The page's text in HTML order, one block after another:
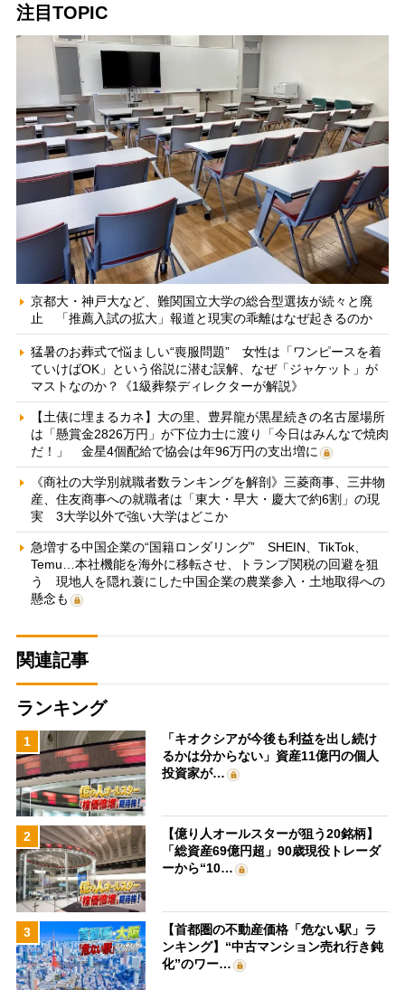
注目TOPIC
京都大・神戸大など、難関国立大学の総合型選抜が続々と廃
止 「推薦入試の拡大」報道と現実の乖離はなぜ起きるのか
猛暑のお葬式で悩ましい“喪服問題” 女性は「ワンピースを着
ていけばOK」という俗説に潜む誤解、なぜ「ジャケット」が
マストなのか？《1級葬祭ディレクターが解説》
【土俵に埋まるカネ】大の里、豊昇龍が黒星続きの名古屋場所
は「懸賞金2826万円」が下位力士に渡り「今日はみんなで焼肉
だ！」 金星4個配給で協会は年96万円の支出増に
《商社の大学別就職者数ランキングを解剖》三菱商事、三井物
産、住友商事への就職者は「東大・早大・慶大で約6割」の現
実 3大学以外で強い大学はどこか
急増する中国企業の“国籍ロンダリング” SHEIN、TikTok、
Temu…本社機能を海外に移転させ、トランプ関税の回避を狙
う 現地人を隠れ蓑にした中国企業の農業参入・土地取得への
懸念も
関連記事
ランキング
1
「キオクシアが今後も利益を出し続け
るかは分からない」資産11億円の個人
投資家が…
2
【億り人オールスターが狙う20銘柄】
「総資産69億円超」90歳現役トレーダ
ーから“10…
3
【首都圏の不動産価格「危ない駅」ラ
ンキング】“中古マンション売れ行き鈍
化”のワー…